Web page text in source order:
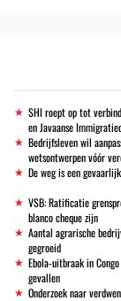
SHI roept op tot
en Javaanse
Bedrijfsleven wil
wetsontwerpen vóór
De weg is een
VSB: Ratificatie
blanco cheque zijn
Aantal agrarische
gegroeid
Ebola-uitbraak in
gevallen
Onderzoek naar